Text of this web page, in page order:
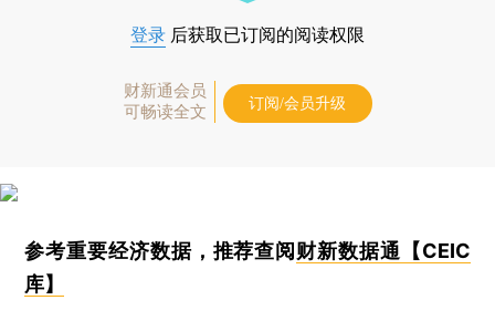
登录 后获取已订阅的阅读权限
财新通会员
可畅读全文
订阅/会员升级
参考重要经济数据，推荐查阅财新数据通【CEIC
库】